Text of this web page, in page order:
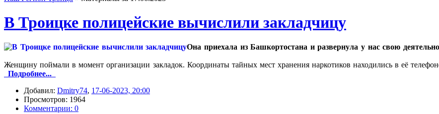
В Троицке полицейские вычислили закладчицу
Она приехала из Башкортостана и развернула у нас свою
Женщину поймали в момент организации закладок. Координаты тайных мест хранения наркотиков находились в её
Подробнее...
Добавил: Dmitry74, 17-06-2023, 20:00
Просмотров: 1964
Комментарии: 0